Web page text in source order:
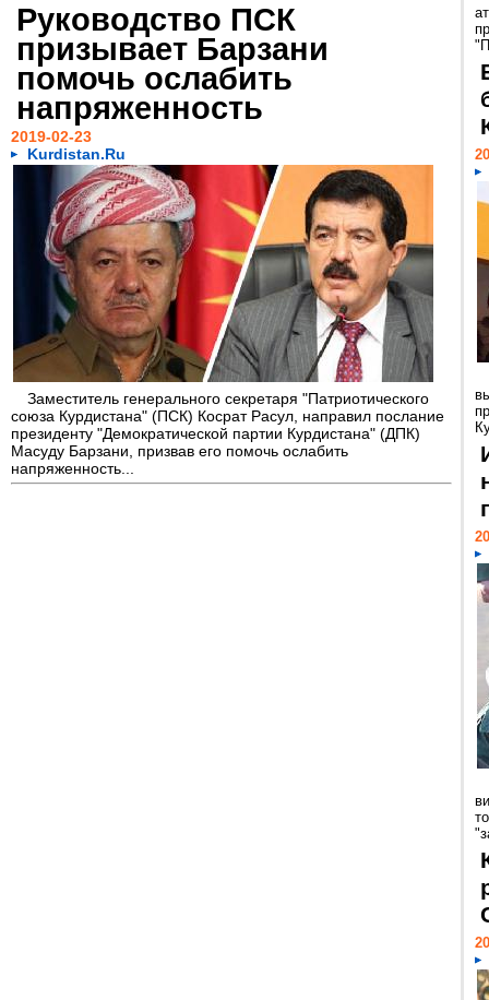
Руководство ПСК
призывает Барзани
помочь ослабить
напряженность
2019-02-23
Kurdistan.Ru
Заместитель генерального секретаря "Патриотического
союза Курдистана" (ПСК) Косрат Расул, направил послание
президенту "Демократической партии Курдистана" (ДПК)
Масуду Барзани, призвав его помочь ослабить
напряженность...